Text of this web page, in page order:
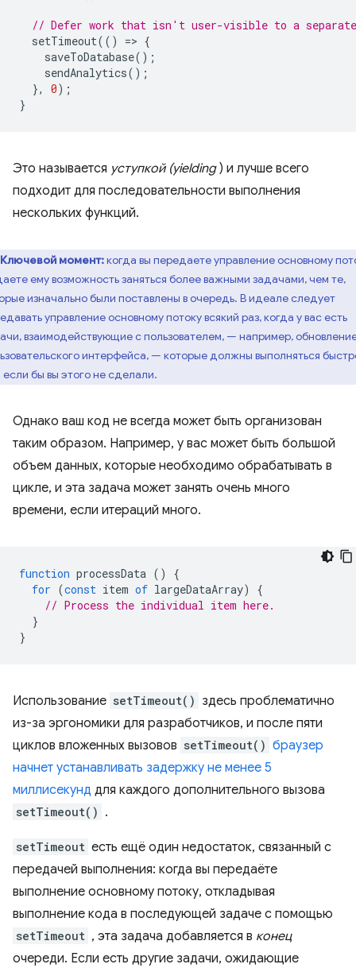
// Defer work that isn't user-visible to a
setTimeout(() => {
saveToDatabase();
sendAnalytics();
},
0);
}
Это называется уступкой (yielding) и лучше всего
подходит для последовательности выполнения
нескольких функций.
Ключевой момент:когда вы передаете управление основному
ему возможность заняться более важными задачами, чем те,
изначально были поставлены в очередь. В идеале следует
управление основному потоку всякий раз, когда у вас есть
взаимодействующие с пользователем, — например,
интерфейса, — которые должны выполняться
бы вы этого не сделали.
Однако ваш код не всегда может быть организован
таким образом. Например, у вас может быть большой
объем данных, которые необходимо обрабатывать в
цикле, и эта задача может занять очень много
времени, если итераций много.
function processData ()
{
for (const item of largeDataArray)
{
// Process the individual item here.
}
}
Использование setTimeout() здесь проблематично
из-за эргономики для разработчиков, и после пяти
циклов вложенных вызовов setTimeout() браузер
начнет устанавливать задержку не менее 5
миллисекунд для каждого дополнительного вызова
setTimeout() .
setTimeout есть ещё один недостаток, связанный с
передачей выполнения: когда вы передаёте
выполнение основному потоку, откладывая
выполнение кода в последующей задаче с помощью
setTimeout , эта задача добавляется в конец
очереди. Если есть другие задачи, ожидающие